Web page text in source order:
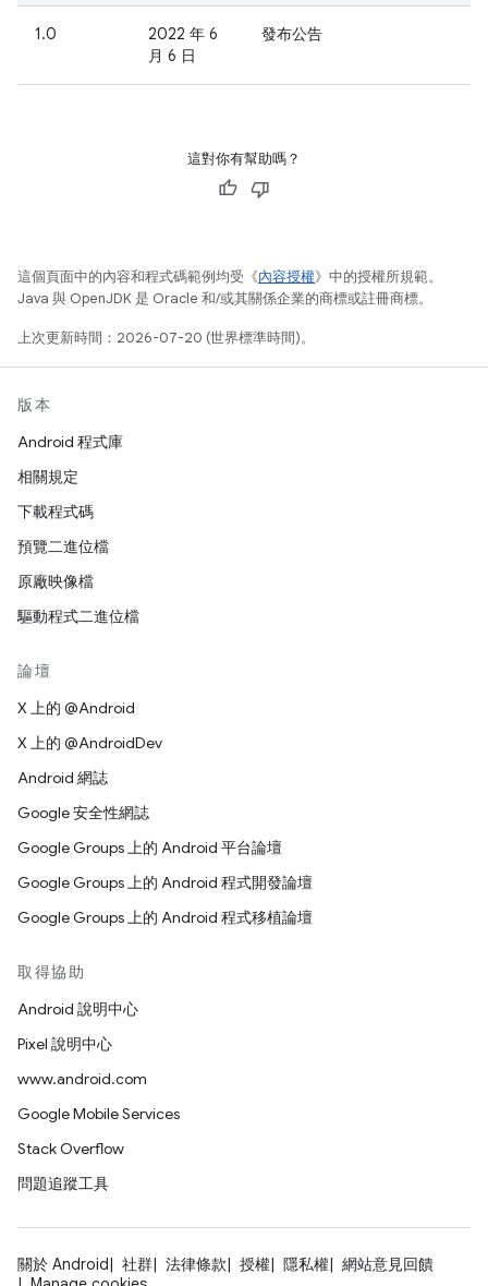
1.0
2022 年 6
月 6 日
發布公告
這對你有幫助嗎？
這個頁面中的內容和程式碼範例均受《內容授權》中的授權所規範。
Java 與 OpenJDK 是 Oracle 和/或其關係企業的商標或註冊商標。
上次更新時間：2026-07-20 (世界標準時間)。
版本
Android 程式庫
相關規定
下載程式碼
預覽二進位檔
原廠映像檔
驅動程式二進位檔
論壇
X 上的 @Android
X 上的 @AndroidDev
Android 網誌
Google 安全性網誌
Google Groups 上的 Android 平台論壇
Google Groups 上的 Android 程式開發論壇
Google Groups 上的 Android 程式移植論壇
取得協助
Android 說明中心
Pixel 說明中心
www.android.com
Google Mobile Services
Stack Overflow
問題追蹤工具
關於 Android 社群 法律條款 授權 隱私權
網站意見回饋